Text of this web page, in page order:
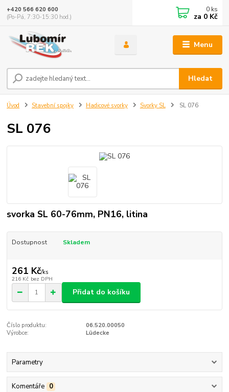
Menu
Hledat
+420 566 620 600
(Po-Pá, 7:30-15:30 hod.)
0 ks
za 0 Kč
Úvod Stavební spojky Hadicové svorky Svorky SL SL 076
SL 076
svorka SL 60-76mm, PN16, litina
Dostupnost Skladem
261 Kč/ks
216 Kč bez DPH
Přidat do košíku
Číslo produktu:
06.520.00050
Výrobce:
Lüdecke
Parametry
Komentáře 0